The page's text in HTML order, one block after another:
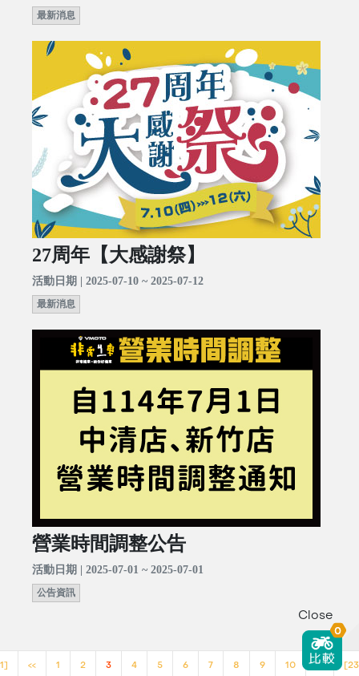
最新消息
27周年【大感謝祭】
活動日期 | 2025-07-10 ~ 2025-07-12
最新消息
營業時間調整公告
活動日期 | 2025-07-01 ~ 2025-07-01
公告資訊
<< 1 2 3 4 5 6 7 8 9 10 >>
Close
0